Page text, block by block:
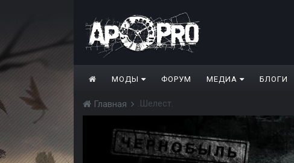
МОДЫ ФОРУМ МЕДИА БЛОГИ
Главная .Шелест.